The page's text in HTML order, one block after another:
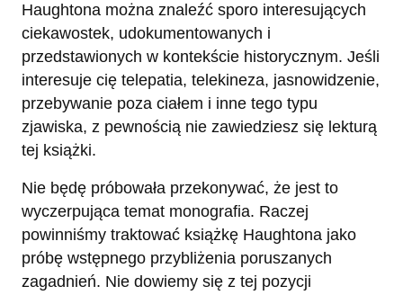
Haughtona można znaleźć sporo interesujących
ciekawostek, udokumentowanych i
przedstawionych w kontekście historycznym. Jeśli
interesuje cię telepatia, telekineza, jasnowidzenie,
przebywanie poza ciałem i inne tego typu
zjawiska, z pewnością nie zawiedziesz się lekturą
tej książki.
Nie będę próbowała przekonywać, że jest to
wyczerpująca temat monografia. Raczej
powinniśmy traktować książkę Haughtona jako
próbę wstępnego przybliżenia poruszanych
zagadnień. Nie dowiemy się z tej pozycji